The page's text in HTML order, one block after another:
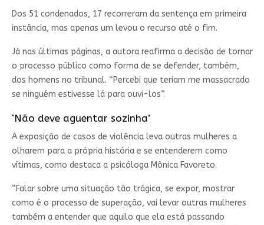
Dos 51 condenados, 17 recorreram da sentença em primeira
instância, mas apenas um levou o recurso até o fim.
Já nas últimas páginas, a autora reafirma a decisão de tornar
o processo público como forma de se defender, também,
dos homens no tribunal. “Percebi que teriam me massacrado
se ninguém estivesse lá para ouvi-los”.
‘Não deve aguentar sozinha’
A exposição de casos de violência leva outras mulheres a
olharem para a própria história e se entenderem como
vítimas, como destaca a psicóloga Mônica Favoreto.
“Falar sobre uma situação tão trágica, se expor, mostrar
como é o processo de superação, vai levar outras mulheres
também a entender que aquilo que ela está passando